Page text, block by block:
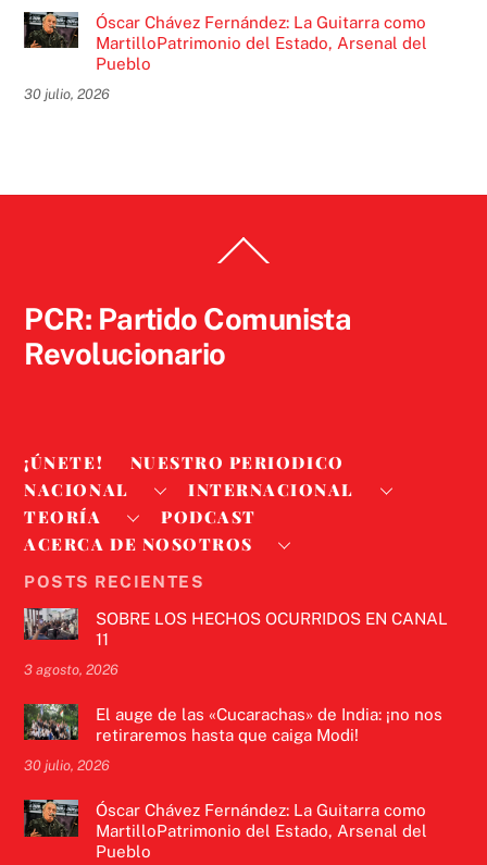
Óscar Chávez Fernández: La Guitarra como
MartilloPatrimonio del Estado, Arsenal del
Pueblo
30 julio, 2026
To
PCR: Partido Comunista
Revolucionario
¡ÚNETE!
NUESTRO PERIODICO
NACIONAL
INTERNACIONAL
TEORÍA
PODCAST
ACERCA DE NOSOTROS
POSTS RECIENTES
SOBRE LOS HECHOS OCURRIDOS EN CANAL
11
3 agosto, 2026
El auge de las «Cucarachas» de India: ¡no nos
retiraremos hasta que caiga Modi!
30 julio, 2026
Óscar Chávez Fernández: La Guitarra como
MartilloPatrimonio del Estado, Arsenal del
Pueblo